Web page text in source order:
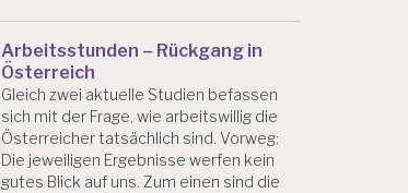
Arbeitsstunden – Rückgang in
Österreich
Gleich zwei aktuelle Studien befassen
sich mit der Frage, wie arbeitswillig die
Österreicher tatsächlich sind. Vorweg:
Die jeweiligen Ergebnisse werfen kein
gutes Blick auf uns. Zum einen sind die